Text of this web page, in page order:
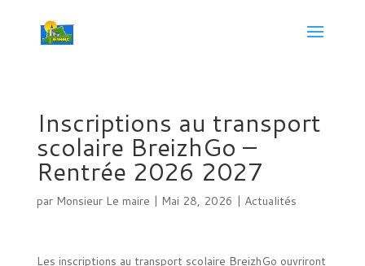
Inscriptions au transport
scolaire BreizhGo –
Rentrée 2026 2027
par Monsieur Le maire | Mai 28, 2026 | Actualités
Les inscriptions au transport scolaire BreizhGo ouvriront